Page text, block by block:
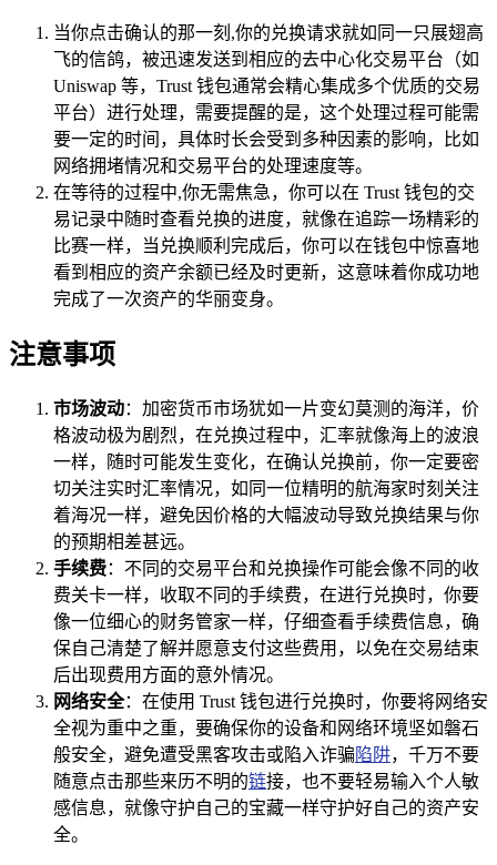
当你点击确认的那一刻,你的兑换请求就如同一只展翅高
飞的信鸽，被迅速发送到相应的去中心化交易平台（如
Uniswap 等，Trust 钱包通常会精心集成多个优质的交易
平台）进行处理，需要提醒的是，这个处理过程可能需
要一定的时间，具体时长会受到多种因素的影响，比如
网络拥堵情况和交易平台的处理速度等。
在等待的过程中,你无需焦急，你可以在 Trust 钱包的交
易记录中随时查看兑换的进度，就像在追踪一场精彩的
比赛一样，当兑换顺利完成后，你可以在钱包中惊喜地
看到相应的资产余额已经及时更新，这意味着你成功地
完成了一次资产的华丽变身。
注意事项
市场波动：加密货币市场犹如一片变幻莫测的海洋，价
格波动极为剧烈，在兑换过程中，汇率就像海上的波浪
一样，随时可能发生变化，在确认兑换前，你一定要密
切关注实时汇率情况，如同一位精明的航海家时刻关注
着海况一样，避免因价格的大幅波动导致兑换结果与你
的预期相差甚远。
手续费：不同的交易平台和兑换操作可能会像不同的收
费关卡一样，收取不同的手续费，在进行兑换时，你要
像一位细心的财务管家一样，仔细查看手续费信息，确
保自己清楚了解并愿意支付这些费用，以免在交易结束
后出现费用方面的意外情况。
网络安全：在使用 Trust 钱包进行兑换时，你要将网络安
全视为重中之重，要确保你的设备和网络环境坚如磐石
般安全，避免遭受黑客攻击或陷入诈骗 陷阱，千万不要
随意点击那些来历不明的链接，也不要轻易输入个人敏
感信息，就像守护自己的宝藏一样守护好自己的资产安
全。